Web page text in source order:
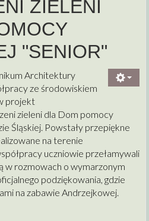
ZIELENI
"SENIOR"
Architektury
ze środowiskiem
projekt
zieleni dla Dom pomocy
Śląskiej. Powstały przepiękne
na terenie
uczniowie przełamywali
w rozmowach o wymarzonym
podziękowania, gdzie
na zabawie Andrzejkowej.